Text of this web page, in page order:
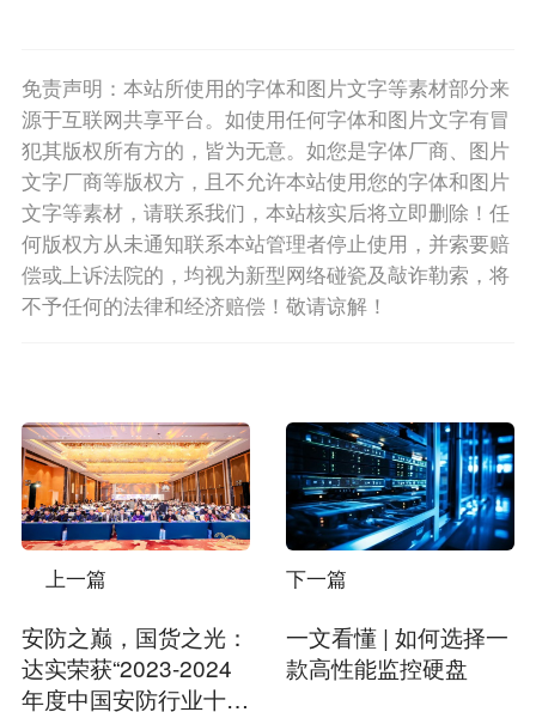
免责声明：本站所使用的字体和图片文字等素材部分来
源于互联网共享平台。如使用任何字体和图片文字有冒
犯其版权所有方的，皆为无意。如您是字体厂商、图片
文字厂商等版权方，且不允许本站使用您的字体和图片
文字等素材，请联系我们，本站核实后将立即删除！任
何版权方从未通知联系本站管理者停止使用，并索要赔
偿或上诉法院的，均视为新型网络碰瓷及敲诈勒索，将
不予任何的法律和经济赔偿！敬请谅解！
上一篇
安防之巅，国货之光：
达实荣获“2023-2024
年度中国安防行业十大
下一篇
一文看懂 | 如何选择一
款高性能监控硬盘